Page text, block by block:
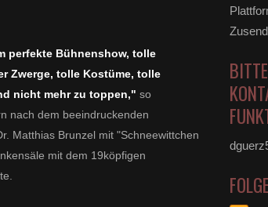
perfekte Bühnenshow, tolle
Zwerge, tolle Kostüme, tolle
nicht mehr zu toppen," so
nach dem beeindruckenden
Matthias Brunzel mit "Schneewittchen
mit dem 19köpfigen